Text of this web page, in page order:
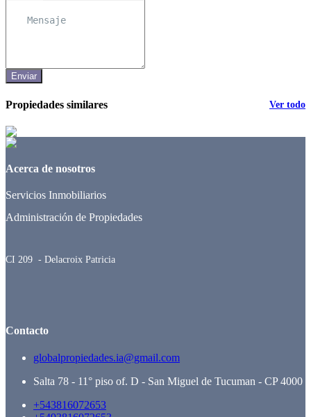
Enviar
Propiedades similares Ver todo
Acerca de nosotros
Servicios Inmobiliarios
Administración de Propiedades
CI 209 - Delacroix Patricia
Contacto
globalpropiedades.ia@gmail.com
Salta 78 - 11° piso of. D - San Miguel de Tucuman - CP 4000
+543816072653